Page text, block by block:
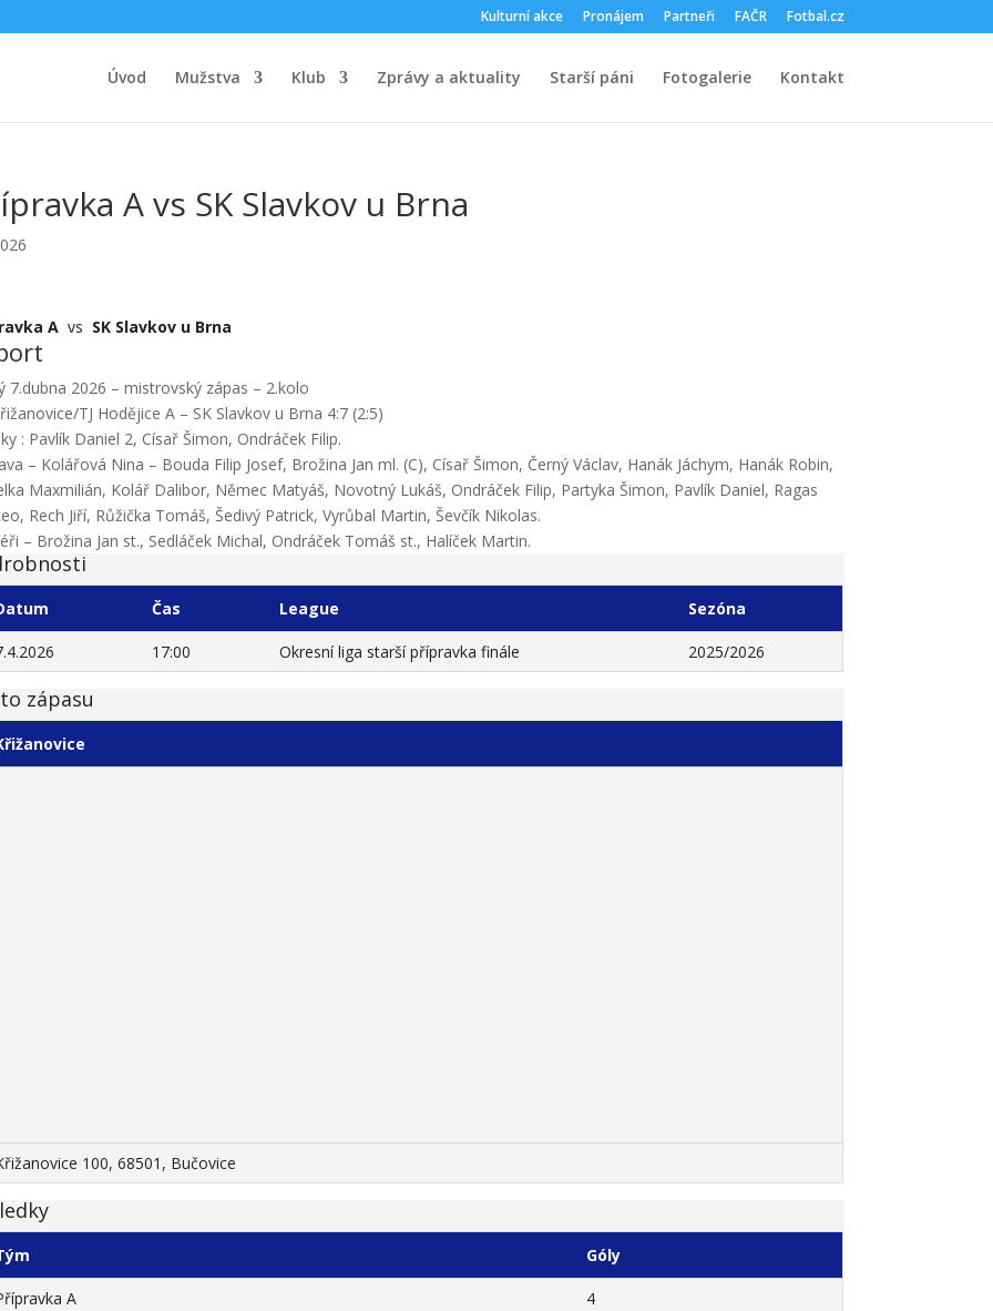
Kulturní akce Pronájem Partneři FAČR Fotbal.cz
Úvod Mužstva Klub Zprávy a aktuality Starší páni Fotogalerie Kontakt
A vs SK Slavkov u Brna
A vs SK Slavkov u Brna
7.dubna 2026 – mistrovský zápas – 2.kolo
TJ Hodějice A – SK Slavkov u Brna 4:7 (2:5)
: Pavlík Daniel 2, Císař Šimon, Ondráček Filip.
– Kolářová Nina – Bouda Filip Josef, Brožina Jan ml. (C), Císař Šimon, Černý Václav, Hanák Jáchym, Hanák Robin,
Maxmilián, Kolář Dalibor, Němec Matyáš, Novotný Lukáš, Ondráček Filip, Partyka Šimon, Pavlík Daniel, Ragas
Rech Jiří, Růžička Tomáš, Šedivý Patrick, Vyrůbal Martin, Ševčík Nikolas.
– Brožina Jan st., Sedláček Michal, Ondráček Tomáš st., Halíček Martin.
Čas League Sezóna
17:00 Okresní liga starší přípravka finále 2025/2026
zápasu
100, 68501, Bučovice
Góly
A
4